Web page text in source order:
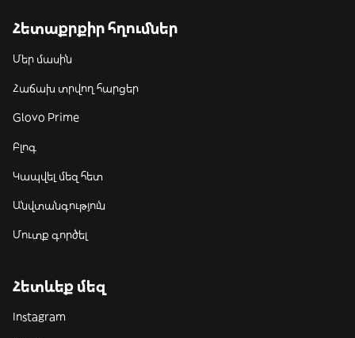
Հետաքրքիր հղումներ
Մեր մասին
Հաճախ տրվող հարցեր
Glovo Prime
Բլոգ
Կապվել մեզ հետ
Անվտանգություն
Մուտք գործել
Հետևեք մեզ
Instagram